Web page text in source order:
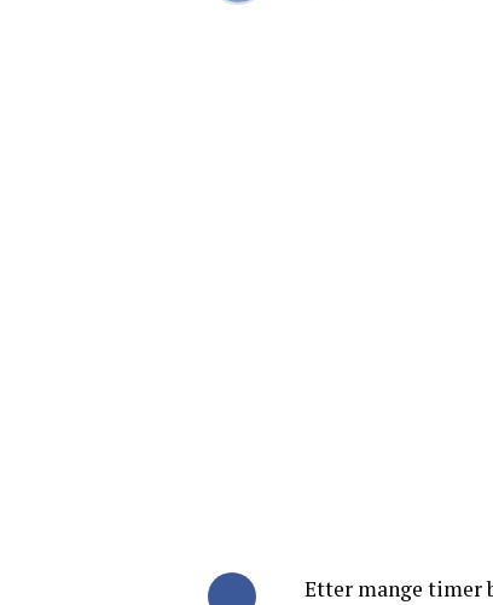
Etter mange timer